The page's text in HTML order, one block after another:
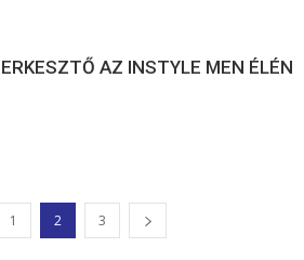
AZ INSTYLE MEN ÉLÉN
1 2 3